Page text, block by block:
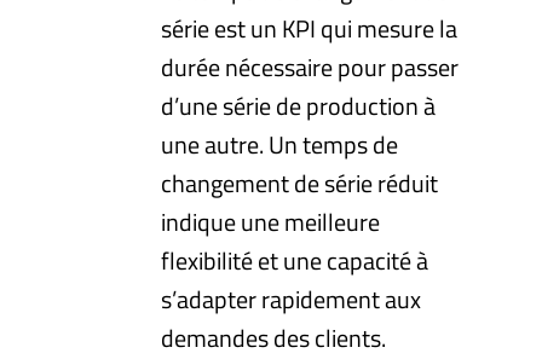
série est un KPI qui mesure la
durée nécessaire pour passer
d’une série de production à
une autre. Un temps de
changement de série réduit
indique une meilleure
flexibilité et une capacité à
s’adapter rapidement aux
demandes des clients.